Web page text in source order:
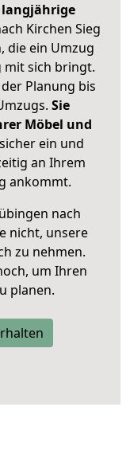
langjährige
Kirchen Sieg
die ein Umzug
mit sich bringt.
Planung bis
Sie
Möbel und
ein und
an Ihrem
ankommt.
nach
nicht, unsere
zu nehmen.
um Ihren
planen.